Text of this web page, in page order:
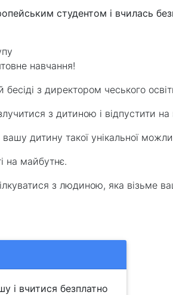
студентом і вчилась
навчання!
бесіді з директором чеського
з дитиною і відпустити на
дитину такої унікальної
на майбутнє.
з людиною, яка візьме
і вчитися безплатно